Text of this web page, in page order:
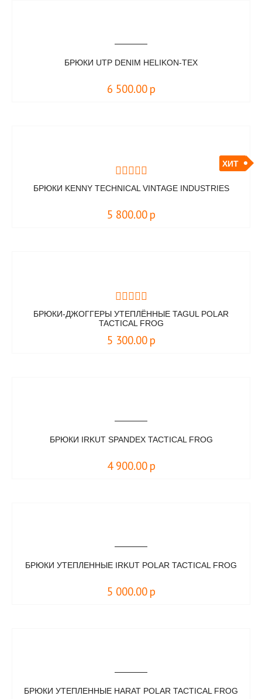
БРЮКИ UTP DENIM HELIKON-TEX
6 500.00 р
ХИТ
БРЮКИ KENNY TECHNICAL VINTAGE INDUSTRIES
5 800.00 р
БРЮКИ-ДЖОГГЕРЫ УТЕПЛЁННЫЕ TAGUL POLAR
TACTICAL FROG
5 300.00 р
БРЮКИ IRKUT SPANDEX TACTICAL FROG
4 900.00 р
БРЮКИ УТЕПЛЕННЫЕ IRKUT POLAR TACTICAL FROG
5 000.00 р
БРЮКИ УТЕПЛЕННЫЕ HARAT POLAR TACTICAL FROG